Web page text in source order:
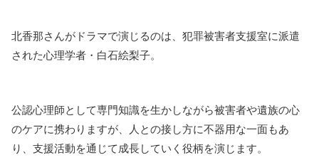
北香那さんがドラマで演じるのは、犯罪被害者支援室に派遣
された心理学者・白石絵梨子。
公認心理師として専門知識を生かしながら被害者や遺族の心
のケアに携わりますが、人との接し方に不器用な一面もあ
り、支援活動を通じて成長していく役柄を演じます。